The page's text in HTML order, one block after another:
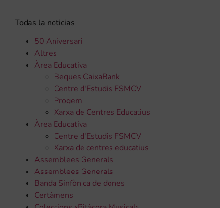
Todas la noticias
50 Aniversari
Altres
Àrea Educativa
Beques CaixaBank
Centre d'Estudis FSMCV
Progem
Xarxa de Centres Educatius
Àrea Educativa
Centre d'Estudis FSMCV
Xarxa de centres educatius
Assemblees Generals
Assemblees Generals
Banda Sinfònica de dones
Certàmens